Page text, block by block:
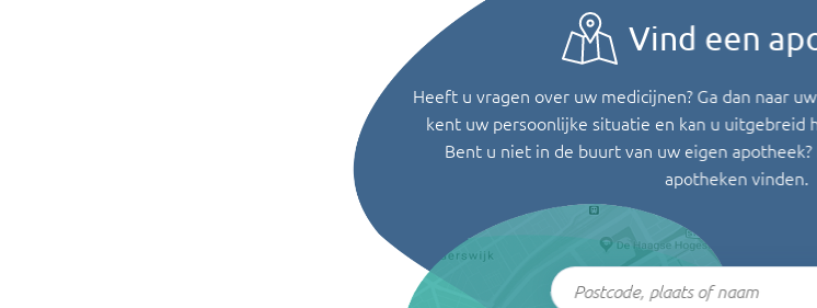
Vind een
Heeft u vragen over uw medicijnen? Ga dan naar
kent uw persoonlijke situatie en kan u uitgebreid
Bent u niet in de buurt van uw eigen
apotheken vinden.